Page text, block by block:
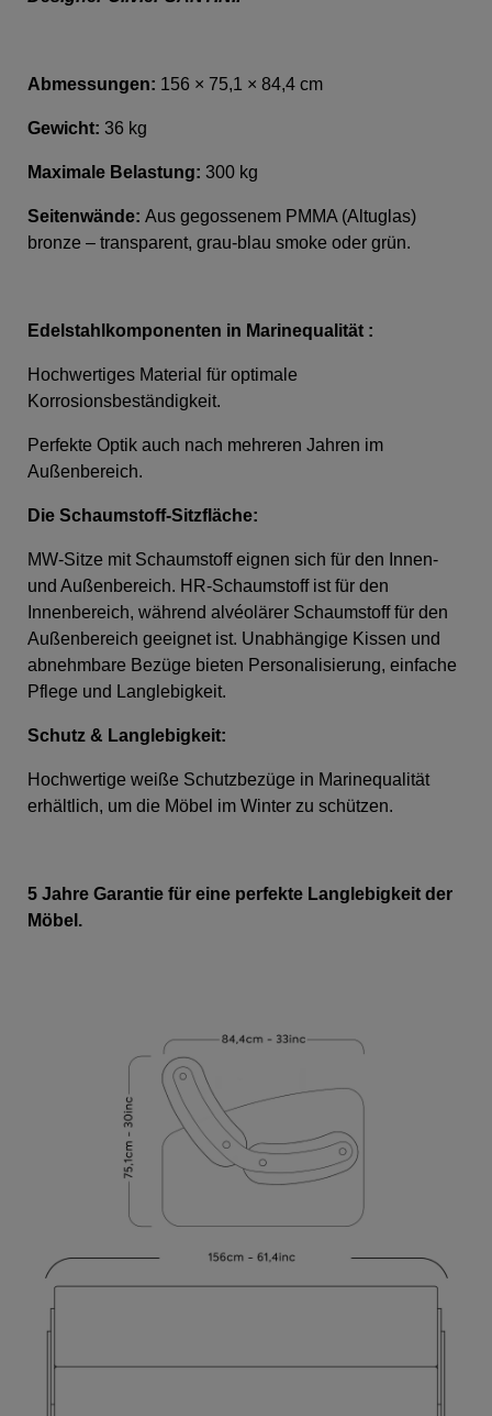
Abmessungen: 156 × 75,1 × 84,4 cm
Gewicht: 36 kg
Maximale Belastung: 300 kg
Seitenwände: Aus gegossenem PMMA (Altuglas)
bronze – transparent, grau-blau smoke oder grün.
Edelstahlkomponenten in Marinequalität :
Hochwertiges Material für optimale
Korrosionsbeständigkeit.
Perfekte Optik auch nach mehreren Jahren im
Außenbereich.
Die Schaumstoff-Sitzfläche:
MW-Sitze mit Schaumstoff eignen sich für den Innen-
und Außenbereich. HR-Schaumstoff ist für den
Innenbereich, während alvéolärer Schaumstoff für den
Außenbereich geeignet ist. Unabhängige Kissen und
abnehmbare Bezüge bieten Personalisierung, einfache
Pflege und Langlebigkeit.
Schutz & Langlebigkeit:
Hochwertige weiße Schutzbezüge in Marinequalität
erhältlich, um die Möbel im Winter zu schützen.
5 Jahre Garantie für eine perfekte Langlebigkeit der
Möbel.